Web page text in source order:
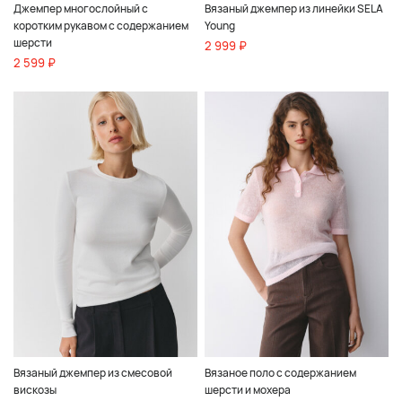
Джемпер многослойный с
коротким рукавом с содержанием
шерсти
2 599 ₽
Вязаный джемпер из линейки SELA
Young
2 999 ₽
Вязаный джемпер из смесовой
вискозы
Вязаное поло с содержанием
шерсти и мохера